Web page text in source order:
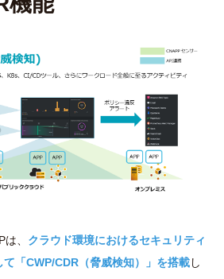
、 クラウド環境におけるセキュリティ
て「CWP/CDR（脅威検知）」を搭載し